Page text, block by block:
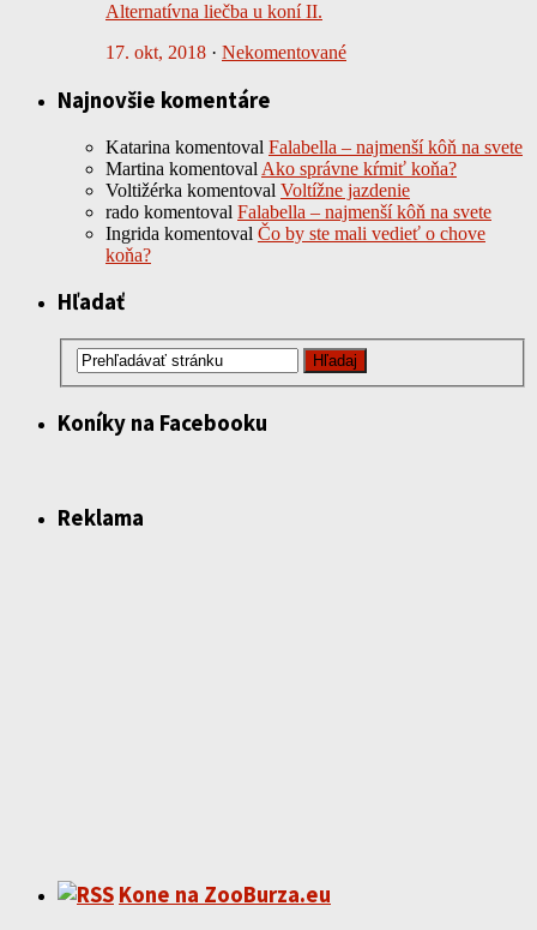
Alternatívna liečba u koní II.
17. okt, 2018 · Nekomentované
Najnovšie komentáre
Katarina komentoval Falabella – najmenší kôň na svete
Martina komentoval Ako správne kŕmiť koňa?
Voltižérka komentoval Voltížne jazdenie
rado komentoval Falabella – najmenší kôň na svete
Ingrida komentoval Čo by ste mali vedieť o chove
koňa?
Hľadať
Koníky na Facebooku
Reklama
Kone na ZooBurza.eu